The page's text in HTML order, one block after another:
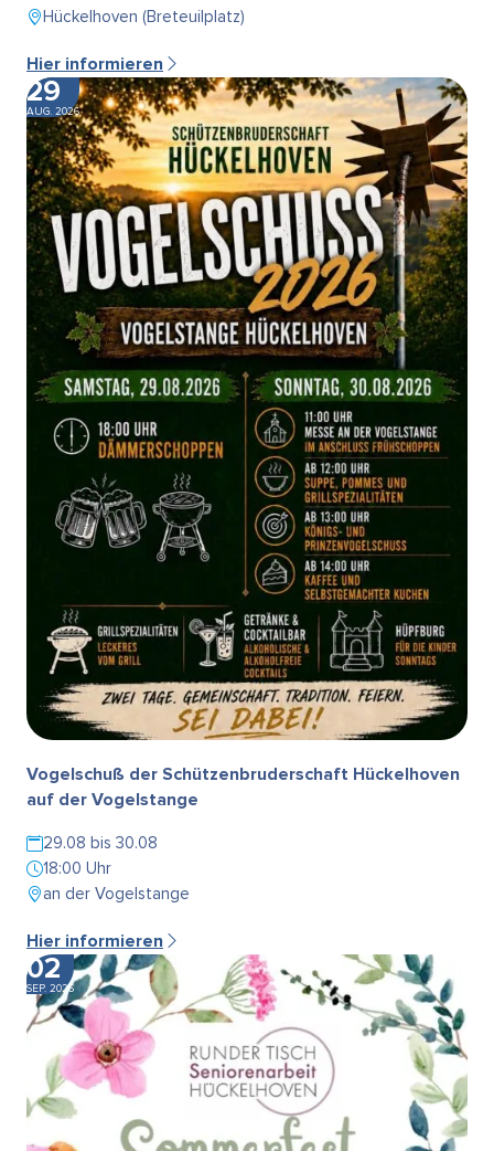
Hückelhoven (Breteuilplatz)
Hier informieren
29
AUG. 2026
Vogelschuß der Schützenbruderschaft Hückelhoven
auf der Vogelstange
29.08 bis 30.08
18:00 Uhr
an der Vogelstange
Hier informieren
02
SEP. 2026